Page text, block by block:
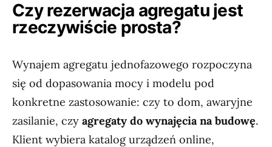
Czy rezerwacja agregatu jest
rzeczywiście prosta?
Wynajem agregatu jednofazowego rozpoczyna
się od dopasowania mocy i modelu pod
konkretne zastosowanie: czy to dom, awaryjne
zasilanie, czy agregaty do wynajęcia na budowę.
Klient wybiera katalog urządzeń online,